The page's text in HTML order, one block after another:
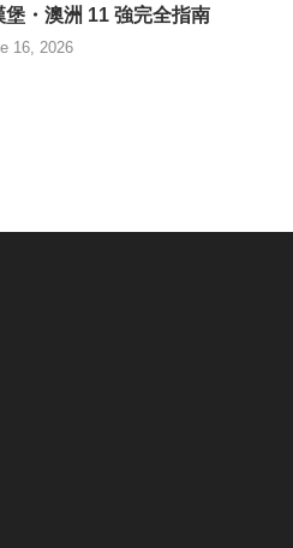
・澳洲 11 強完全指南
16, 2026